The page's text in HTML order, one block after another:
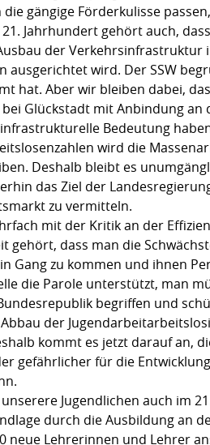
gängige Förderkulisse
Jahrhundert gehört auch,
der
ausgerichtet wird. Der SSW
hat. Aber wir bleiben dabei,
Glückstadt mit Anbindung an
Bedeutung
wird die
Deshalb bleibt es
das Ziel der
zu vermitteln.
mit der Kritik an der
gehört, dass man die
Gang zu kommen und ihnen
die Parole unterstützt, man
begriffen und
der
kommt es jetzt darauf an,
gefährlicher für die
Jugendlichen auch im
durch die Ausbildung an
neue Lehrerinnen und Lehrer